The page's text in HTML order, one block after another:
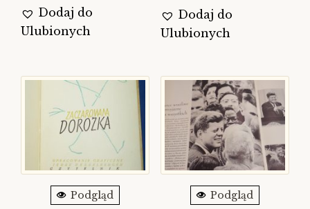
Dodaj do
Ulubionych
Dodaj do
Ulubionych
Podgląd Podgląd